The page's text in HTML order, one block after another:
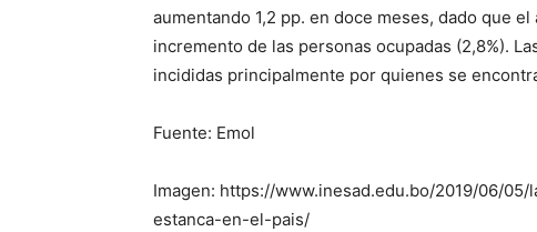
aumentando 1,2 pp. en doce meses, dado que
incremento de las personas ocupadas (2,8%).
incididas principalmente por quienes se
Fuente: Emol
Imagen: https://www.inesad.edu.bo/2019/06/
estanca-en-el-pais/